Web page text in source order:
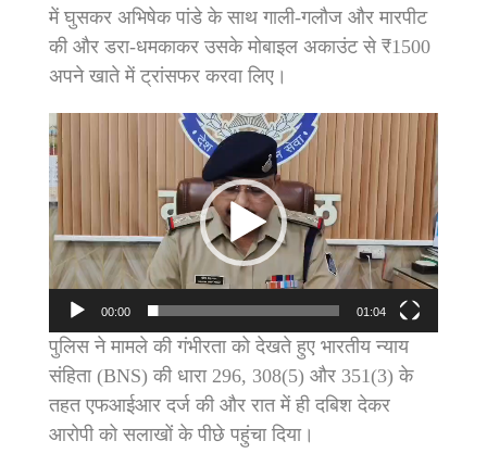
में घुसकर अभिषेक पांडे के साथ गाली-गलौज और मारपीट
की और डरा-धमकाकर उसके मोबाइल अकाउंट से ₹1500
अपने खाते में ट्रांसफर करवा लिए।
Video
Player
00:00 01:04
पुलिस ने मामले की गंभीरता को देखते हुए भारतीय न्याय
संहिता (BNS) की धारा 296, 308(5) और 351(3) के
तहत एफआईआर दर्ज की और रात में ही दबिश देकर
आरोपी को सलाखों के पीछे पहुंचा दिया।